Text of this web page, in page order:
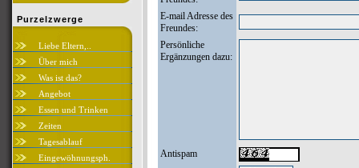
Purzelzwerge
Liebe Eltern,..
Über mich
Was ist das?
Angebot
Essen und Trinken
Zeiten
Tagesablauf
Eingewöhnungsph.
E-mail Adresse des
Freundes:
Persönliche
Ergänzungen dazu:
Antispam